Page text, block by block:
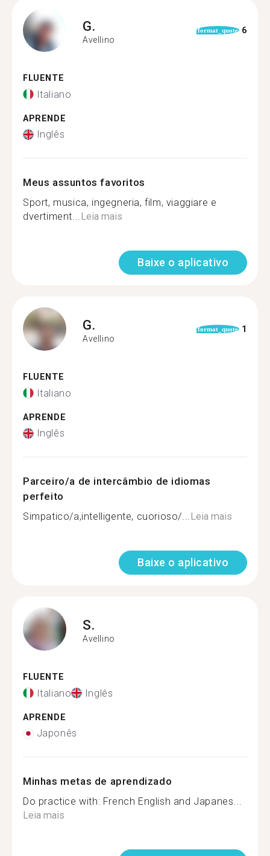
G.
Avellino
format_quote 6
FLUENTE
Italiano
APRENDE
Inglês
Meus assuntos favoritos
Sport, musica, ingegneria, film, viaggiare e
dvertiment...Leia mais
Baixe o aplicativo
G.
Avellino
format_quote 1
FLUENTE
Italiano
APRENDE
Inglês
Parceiro/a de intercâmbio de idiomas
perfeito
Simpatico/a,intelligente, cuorioso/...Leia mais
Baixe o aplicativo
S.
Avellino
FLUENTE
Italiano Inglês
APRENDE
Japonês
Minhas metas de aprendizado
Do practice with: French English and Japanes...
Leia mais